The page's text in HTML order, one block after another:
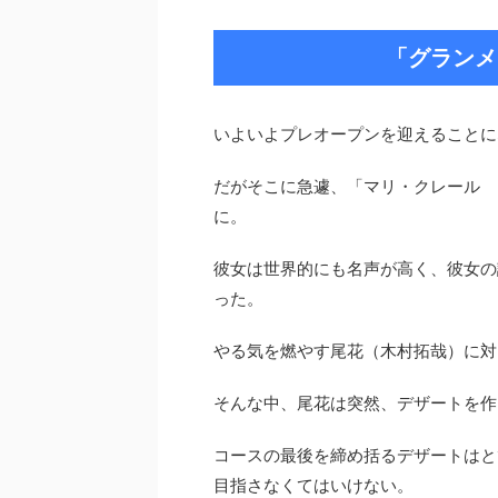
「グラン
いよいよプレオープンを迎えること
だがそこに急遽、「マリ・クレール
に。
彼女は世界的にも名声が高く、彼女
った。
やる気を燃やす尾花（木村拓哉）に
そんな中、尾花は突然、デザートを
コースの最後を締め括るデザートは
目指さなくてはいけない。